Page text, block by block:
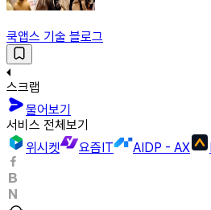
쿡앱스 기술 블로그
스크랩
물어보기
서비스 전체보기
위시켓
요즘IT AIDP - AX